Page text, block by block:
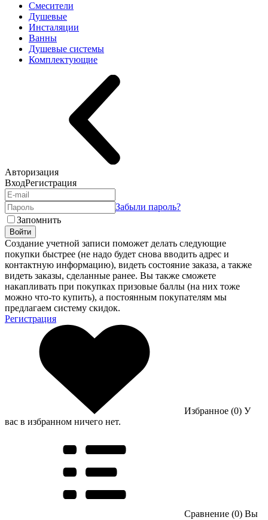
Смесители
Душевые
Инсталяции
Ванны
Душевые системы
Комплектующие
Авторизация
ВходРегистрация
Забыли пароль?
Запомнить
Войти
Создание учетной записи поможет делать следующие
покупки быстрее (не надо будет снова вводить адрес и
контактную информацию), видеть состояние заказа, а также
видеть заказы, сделанные ранее. Вы также сможете
накапливать при покупках призовые баллы (на них тоже
можно что-то купить), а постоянным покупателям мы
предлагаем систему скидок.
Регистрация
Избранное (0) У
вас в избранном ничего нет.
Сравнение (0) Вы